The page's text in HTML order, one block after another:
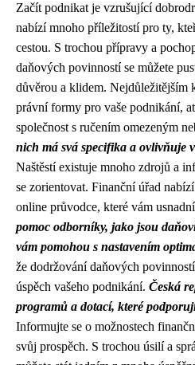
Začít podnikat je vzrušující
nabízí mnoho příležitostí pro ty,
cestou. S trochou přípravy a
daňových povinností se můžete
důvěrou a klidem. Nejdůležitějším
právní formy pro vaše podnikání,
společnost s ručením omezeným
nich má svá specifika a ovlivňuje
Naštěstí existuje mnoho zdrojů a
se zorientovat. Finanční úřad
online průvodce, které vám
pomoc odborníky, jako jsou
vám pomohou s nastavením
že dodržování daňových
úspěch vašeho podnikání. Česká
programů a dotací, které
Informujte se o možnostech
svůj prospěch. S trochou úsilí a